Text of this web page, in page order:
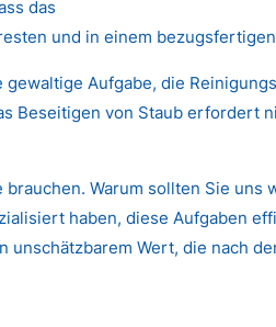
das
und in einem
Aufgabe, die
Beseitigen von Staub erfordert
Warum sollten Sie uns
haben, diese Aufgaben
Wert, die nach